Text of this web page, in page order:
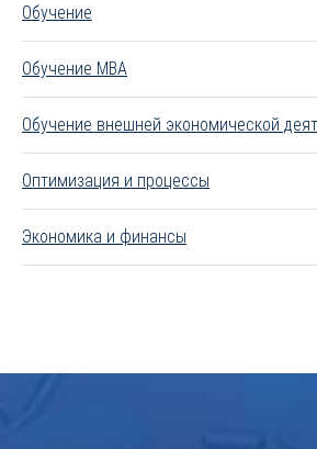
Обучение
Обучение MBA
Обучение внешней экономической
Оптимизация и процессы
Экономика и финансы